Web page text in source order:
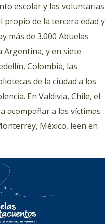
escolar y las voluntarias
propio de la tercera edad y
más de 3.000 Abuelas
Argentina, y en siete
Colombia, las
de la ciudad a los
En Valdivia, Chile, el
acompañar a las víctimas
México, leen en